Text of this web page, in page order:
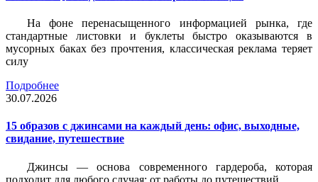
На фоне перенасыщенного информацией рынка, где
стандартные листовки и буклеты быстро оказываются в
мусорных баках без прочтения, классическая реклама теряет
силу
Подробнее
30.07.2026
15 образов с джинсами на каждый день: офис, выходные,
свидание, путешествие
Джинсы — основа современного гардероба, которая
подходит для любого случая: от работы до путешествий